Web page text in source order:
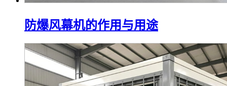
防爆风幕机的作用与用途